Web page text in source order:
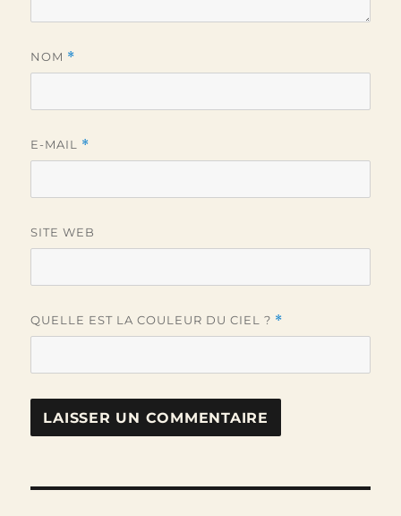
NOM *
E-MAIL *
SITE WEB
QUELLE EST LA COULEUR DU CIEL ? *